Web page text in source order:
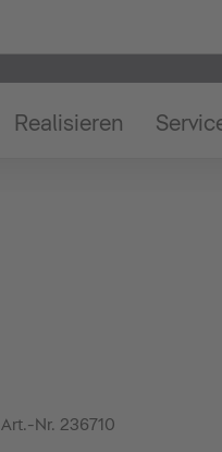
Realisieren
Art.-Nr. 236710